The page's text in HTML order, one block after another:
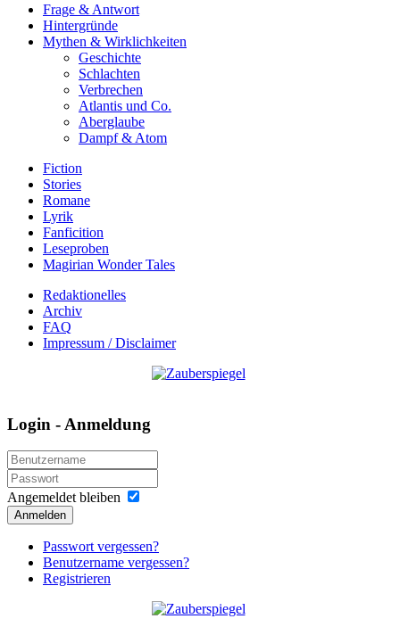
Frage & Antwort
Hintergründe
Mythen & Wirklichkeiten
Geschichte
Schlachten
Verbrechen
Atlantis und Co.
Aberglaube
Dampf & Atom
Fiction
Stories
Romane
Lyrik
Fanficition
Leseproben
Magirian Wonder Tales
Redaktionelles
Archiv
FAQ
Impressum / Disclaimer
Login - Anmeldung
Angemeldet bleiben
Anmelden
Passwort vergessen?
Benutzername vergessen?
Registrieren